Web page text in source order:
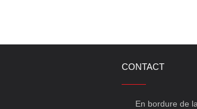
CONTACT
En bordure de